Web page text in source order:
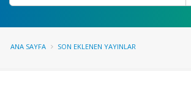
ANA SAYFA SON EKLENEN YAYINLAR